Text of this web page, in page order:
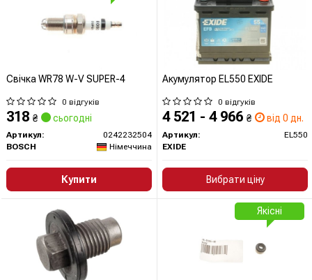
Свічка WR78 W-V SUPER-4
0 відгуків
318 ₴ сьогодні
Артикул:
0242232504
BOSCH
Німеччина
Купити
Акумулятор EL550 EXIDE
0 відгуків
4 521 - 4 966 ₴ від 0 дн.
Артикул:
EL550
EXIDE
Вибрати ціну
Якісні